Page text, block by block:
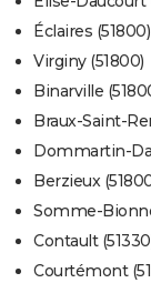
Éclaires (51800)
Virginy (51800)
Binarville
Braux-Saint-
Dommartin-
Berzieux
Somme-
Contault
Courtémont